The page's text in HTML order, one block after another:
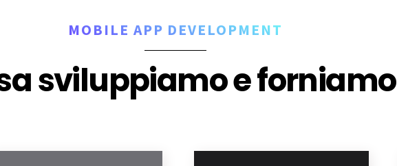
MOBILE APP DEVELOPMENT
sviluppiamo e forniamo